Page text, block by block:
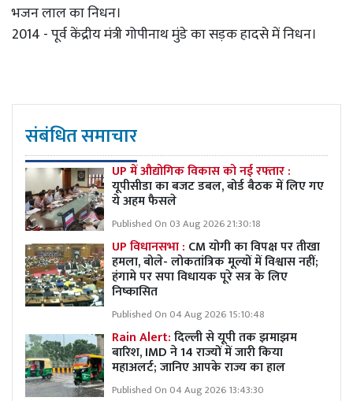
भजन लाल का निधन।
2014 - पूर्व केंद्रीय मंत्री गोपीनाथ मुंडे का सड़क हादसे में निधन।
संबंधित समाचार
UP में औद्योगिक विकास को नई रफ्तार :
यूपीसीडा का बजट डबल, बोर्ड बैठक में लिए गए
ये अहम फैसले
Published On 03 Aug 2026 21:30:18
UP विधानसभा : CM योगी का विपक्ष पर तीखा
हमला, बोले- लोकतांत्रिक मूल्यों में विश्वास नहीं;
हंगामे पर सपा विधायक पूरे सत्र के लिए
निष्कासित
Published On 04 Aug 2026 15:10:48
Rain Alert:दिल्ली से यूपी तक झमाझम
बारिश, IMD ने 14 राज्यों में जारी किया
महाअलर्ट; जानिए आपके राज्य का हाल
Published On 04 Aug 2026 13:43:30